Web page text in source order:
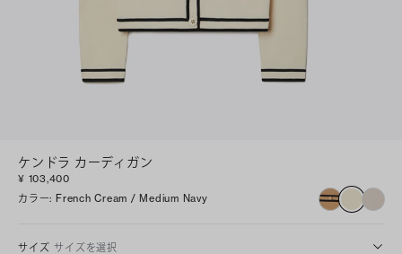
ケンドラ カーディガン
¥ 103,400
カラー: French Cream / Medium Navy
サイズ サイズを選択